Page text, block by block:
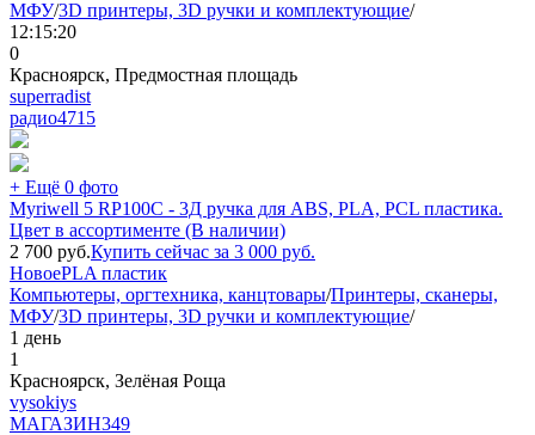
МФУ/3D принтеры, 3D ручки и комплектующие/
12:15:20
0
Красноярск, Предмостная площадь
superradist
радио4715
+ Ещё 0 фото
Myriwell 5 RP100C - 3Д ручка для ABS, PLA, PCL пластика.
Цвет в ассортименте (В наличии)
2 700 руб.Купить сейчас за 3 000 руб.
НовоеPLA пластик
Компьютеры, оргтехника, канцтовары/Принтеры, сканеры,
МФУ/3D принтеры, 3D ручки и комплектующие/
1 день
1
Красноярск, Зелёная Роща
vysokiys
МАГАЗИН349